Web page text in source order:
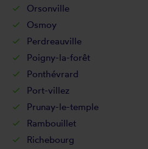
Orsonville
Osmoy
Perdreauville
Poigny-la-forêt
Ponthévrard
Port-villez
Prunay-le-temple
Rambouillet
Richebourg